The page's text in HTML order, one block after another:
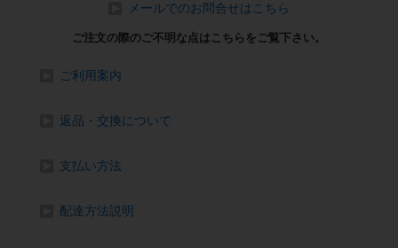
メールでのお問合せはこちら
ご注文の際のご不明な点はこちらをご覧下さい。
ご利用案内
返品・交換について
支払い方法
配達方法説明